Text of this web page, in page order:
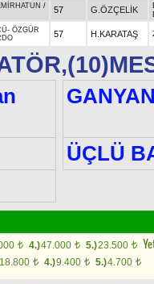
/
57 G.ÖZÇELİK
- ÖZGÜR
57 H.KARATAŞ
ÜÇLÜ
t 4.)47.000 t 5.)23.500 t
18.800 t 4.)9.400 t 5.)4.700 t